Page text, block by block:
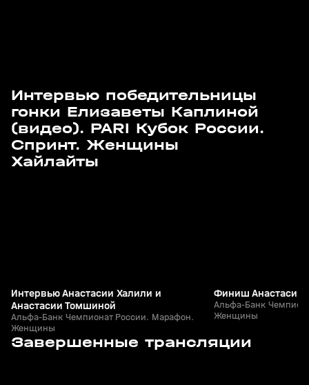
Интервью победительницы
гонки Елизаветы Каплиной
(видео). PARI Кубок России.
Спринт. Женщины
Хайлайты
29 мар, 11:39
Интервью Анастасии Халили и
Анастасии Томшиной
Альфа-Банк Чемпионат России. Марафон.
Женщины
Финиш Анастасии
Альфа-Банк
Женщины
Завершенные трансляции
29 мар, 09:01